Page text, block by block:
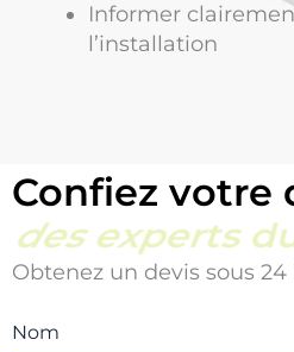
Informer
l’installation
Confiez votre
une équipe
Obtenez un devis sous 24
Nom